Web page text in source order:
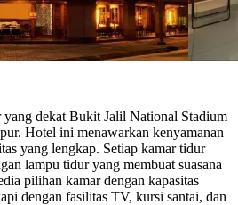
yang dekat Bukit Jalil National Stadium
Hotel ini menawarkan kenyamanan
yang lengkap. Setiap kamar tidur
lampu tidur yang membuat suasana
pilihan kamar dengan kapasitas
dengan fasilitas TV, kursi santai, dan